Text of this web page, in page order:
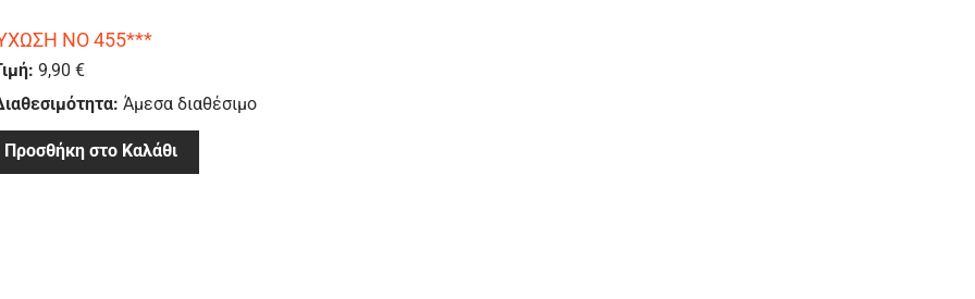
ΝΟ 455***
9,90 €
Άμεσα διαθέσιμο
Προσθήκη στο Καλάθι